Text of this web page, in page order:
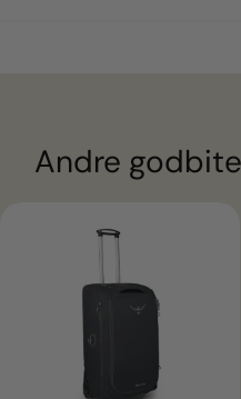
Andre